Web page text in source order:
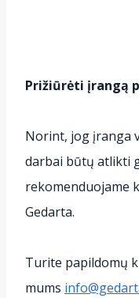
Prižiūrėti įrangą
Norint, jog įranga
darbai būtų atlikti
rekomenduojame
Gedarta.
Turite papildomų
mums